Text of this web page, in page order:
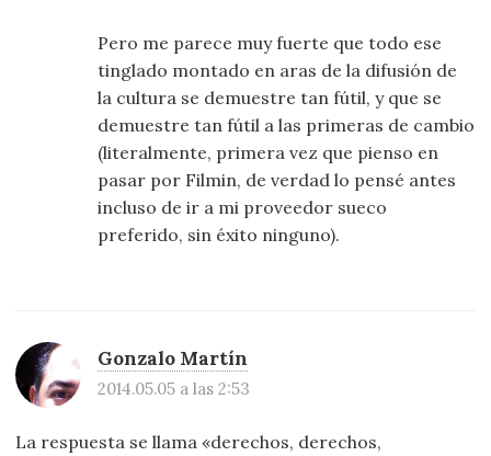
Pero me parece muy fuerte que todo ese
tinglado montado en aras de la difusión de
la cultura se demuestre tan fútil, y que se
demuestre tan fútil a las primeras de cambio
(literalmente, primera vez que pienso en
pasar por Filmin, de verdad lo pensé antes
incluso de ir a mi proveedor sueco
preferido, sin éxito ninguno).
Gonzalo Martín
2014.05.05 a las 2:53
La respuesta se llama «derechos, derechos,